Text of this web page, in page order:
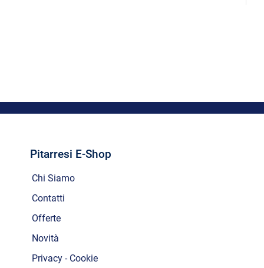
Pitarresi E-Shop
Chi Siamo
Contatti
Offerte
Novità
Privacy - Cookie